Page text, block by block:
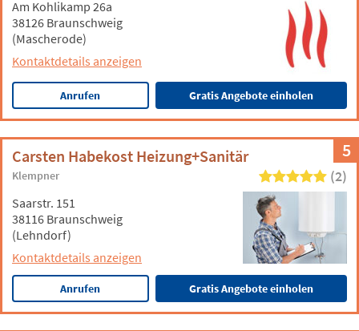
Am Kohlikamp 26a
38126 Braunschweig
(Mascherode)
Kontaktdetails anzeigen
Anrufen Gratis Angebote einholen
5
Carsten Habekost Heizung+Sanitär
Klempner (2)
Saarstr. 151
38116 Braunschweig
(Lehndorf)
Kontaktdetails anzeigen
Anrufen Gratis Angebote einholen